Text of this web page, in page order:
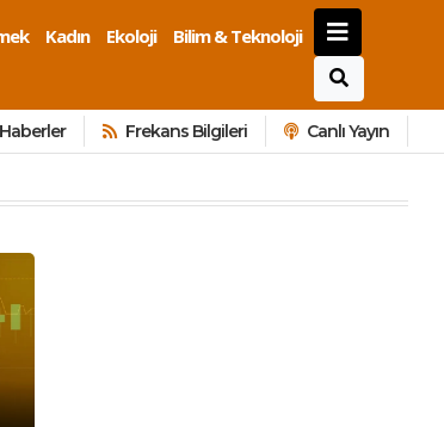
Kadın Ekoloji
Bilim & Teknoloji
Frekans Bilgileri Canlı Yayın